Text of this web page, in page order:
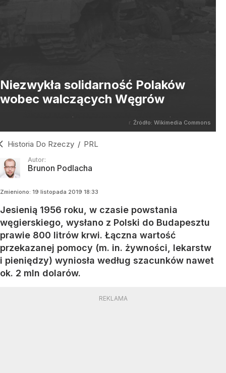
Niezwykła solidarność Polaków
wobec walczących Węgrów
r. Źródło: Wikimedia Commons
Historia Do Rzeczy / PRL
Autor:
Brunon Podlacha
Zmieniono: 19 listopada 2019 18:33
Jesienią 1956 roku, w czasie powstania
węgierskiego, wysłano z Polski do Budapesztu
prawie 800 litrów krwi. Łączna wartość
przekazanej pomocy (m. in. żywności, lekarstw
i pieniędzy) wyniosła według szacunków nawet
ok. 2 mln dolarów.